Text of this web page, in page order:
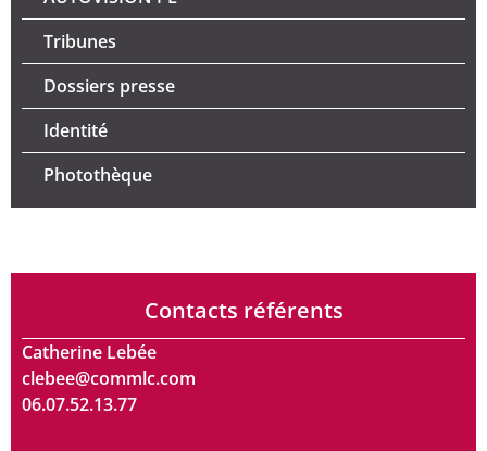
Tribunes
Dossiers presse
Identité
Photothèque
Contacts référents
Catherine Lebée
clebee@commlc.com
06.07.52.13.77